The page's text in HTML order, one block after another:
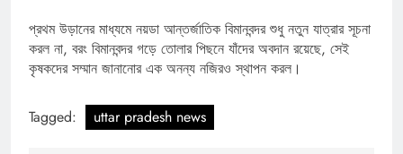
প্রথম উড়ানের মাধ্যমে নয়ডা আন্তর্জাতিক বিমানবন্দর শুধু নতুন যাত্রার সূচনা
করল না, বরং বিমানবন্দর গড়ে তোলার পিছনে যাঁদের অবদান রয়েছে, সেই
কৃষকদের সম্মান জানানোর এক অনন্য নজিরও স্থাপন করল।
Tagged: uttar pradesh news